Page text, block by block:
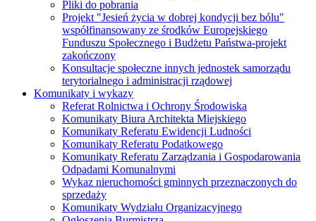
Pliki do pobrania
Projekt "Jesień życia w dobrej kondycji bez bólu"
współfinansowany ze środków Europejskiego
Funduszu Społecznego i Budżetu Państwa-projekt
zakończony
Konsultacje społeczne innych jednostek samorządu
terytorialnego i administracji rządowej
Komunikaty i wykazy
Referat Rolnictwa i Ochrony Środowiska
Komunikaty Biura Architekta Miejskiego
Komunikaty Referatu Ewidencji Ludności
Komunikaty Referatu Podatkowego
Komunikaty Referatu Zarządzania i Gospodarowania
Odpadami Komunalnymi
Wykaz nieruchomości gminnych przeznaczonych do
sprzedaży
Komunikaty Wydziału Organizacyjnego